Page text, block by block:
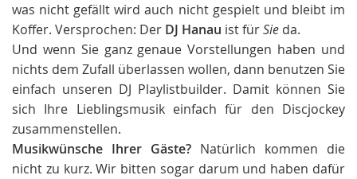
was nicht gefällt wird auch nicht gespielt und bleibt im
Koffer. Versprochen: Der DJ Hanau ist fürSie da.
Und wenn Sie ganz genaue Vorstellungen haben und
nichts dem Zufall überlassen wollen, dann benutzen Sie
einfach unseren DJ Playlistbuilder. Damit können Sie
sich Ihre Lieblingsmusik einfach für den Discjockey
zusammenstellen.
Musikwünsche Ihrer Gäste? Natürlich kommen die
nicht zu kurz. Wir bitten sogar darum und haben dafür